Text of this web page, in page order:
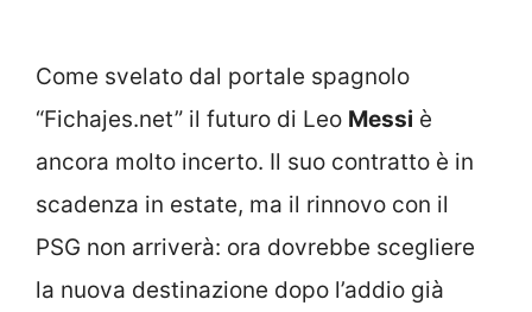
Come svelato dal portale spagnolo
“Fichajes.net” il futuro di Leo Messi è
ancora molto incerto. Il suo contratto è in
scadenza in estate, ma il rinnovo con il
PSG non arriverà: ora dovrebbe scegliere
la nuova destinazione dopo l’addio già